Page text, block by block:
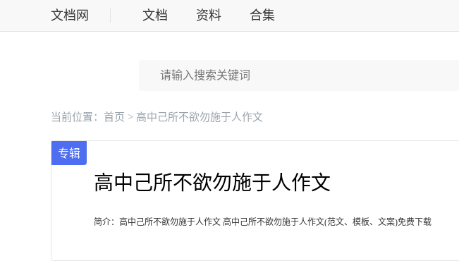
文档网 文档 资料 合集
当前位置： 首页 > 高中己所不欲勿施于人作文
高中己所不欲勿施于人作文
专辑
简介：高中己所不欲勿施于人作文 高中己所不欲勿施于人作文(范文、模板、文案)免费下载